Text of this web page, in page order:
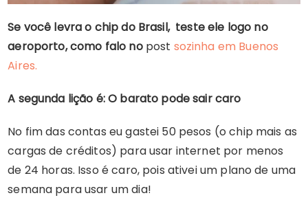
Se você levra o chip do Brasil, teste ele logo no
aeroporto, como falo no post sozinha em Buenos
Aires.
A segunda lição é:O barato pode sair caro
No fim das contas eu gastei 50 pesos (o chip mais as
cargas de créditos) para usar internet por menos
de 24 horas. Isso é caro, pois ativei um plano de uma
semana para usar um dia!